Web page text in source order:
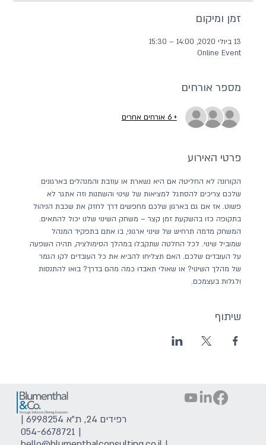
זמן ומיקום
13 ביולי 2020, 14:00 – 15:30
Online Event
מספר אורחים
+ 6 אורחים אחרים
פרטי האירוע
הקורונה לא החליטה אם היא נשארת או עוזבת והמנהלים בארגונים
שלכם צריכים להסתגל למציאות של שינוי והשתנות וזה אתגר לא
פשוט. אז אם גם בארגון שלכם מחפשים דרך לחזק את שכבת הניהול
בתקופה כזו בהשקעת זמן קצר – משחק השינוי שלנו יכול להתאים.
המשחק מדמה תרחיש של שינוי ארגוני, בו אתם בתפקיד המנהל
שמוביל שינוי. לכל החלטה שתקבלו במהלך הסימולציה, תהיה השפעה
על העובדים שלכם. האם תצליחו להביא את כל העובדים לקו הגמר
של מהלך השינוי? או שאולי תאבדו כמה מהם בדרך? בואו להתנסות
ולגלות בעצמכם.
שיתוף
רפידים 24, ת"א 6998254 |
|
054-6678721